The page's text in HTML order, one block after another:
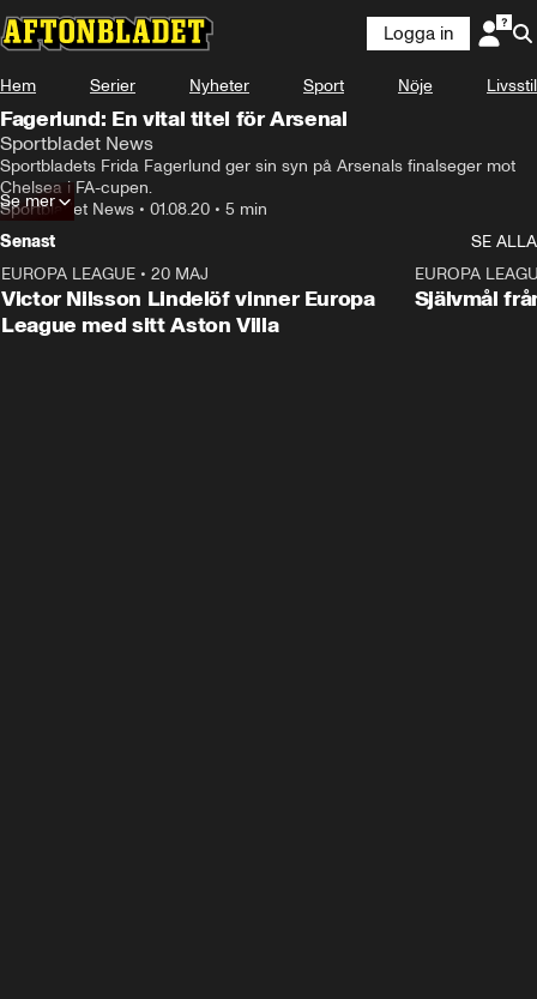
Logga in
Hem Serier Nyheter Sport Nöje Livsstil
Fagerlund: En vital titel för Arsenal
Sportbladet News
Sportbladets Frida Fagerlund ger sin syn på Arsenals finalseger mot
Chelsea i FA-cupen.
Sportbladet News • 01.08.20 • 5 min
Se mer
Senast
SE ALLA
EUROPA LEAGUE • 20 MAJ
Victor Nilsson Lindelöf vinner Europa
League med sitt Aston Villa
EUROPA
Självmål